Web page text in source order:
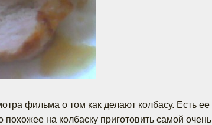
фильма о том как делают колбасу. Есть ее
похожее на колбаску приготовить самой очень